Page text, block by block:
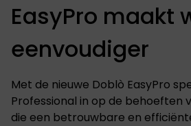
EasyPro maakt
eenvoudiger
Met de nieuwe Doblò EasyPro
Professional in op de behoeften
die een betrouwbare en